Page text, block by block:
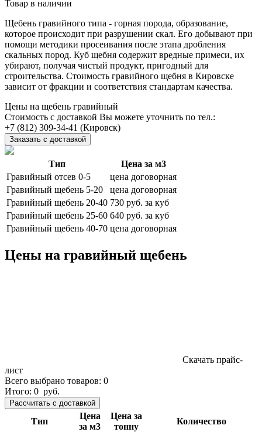
Товар в наличии
Щебень гравийного типа - горная порода, образование,
которое происходит при разрушении скал. Его добывают при
помощи методики просеивания после этапа дробления
скальных пород. Куб щебня содержит вредные примеси, их
убирают, получая чистый продукт, пригодный для
строительства. Стоимость гравийного щебня в Кировске
зависит от фракции и соответствия стандартам качества.
Цены на щебень гравийный
Стоимость с доставкой Вы можете уточнить по тел.:
(Кировск)
Заказать с доставкой
Тип
Цена за м3
Гравийный отсев 0-5
цена договорная
Гравийный щебень 5-20
цена договорная
Гравийный щебень 20-40 730 руб. за куб
Гравийный щебень 25-60 640 руб. за куб
Гравийный щебень 40-70 цена договорная
Цены на гравийный щебень
Скачать прайс-
лист
Всего выбрано товаров: 0
Итого: 0 руб.
Тип
Цена
за м3
Цена за
тонну
Количество